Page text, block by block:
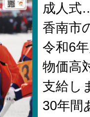
成人式
香南市
令和6
物価高
支給し
30年間